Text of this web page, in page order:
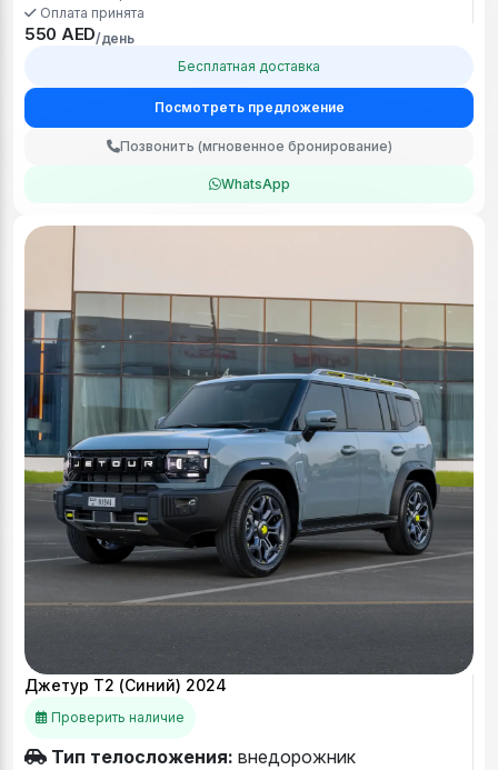
Оплата принята
550 AED/день
Бесплатная доставка
Посмотреть предложение
Позвонить (мгновенное бронирование)
WhatsApp
Джетур Т2 (Синий) 2024
Проверить наличие
Тип телосложения: внедорожник